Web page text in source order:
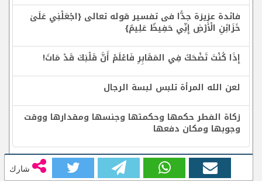
شارك
فائدة عزيزة جدًّا فى تفسير قوله تعالى {اجْعَلْنِي عَلَىٰ
خَزَائِنِ الْأَرْضِ إِنِّي حَفِيظٌ عَلِيمٌ}
إِذَا كُنْتَ تَضْحَكُ فِي المَقَابِرِ فَاعْلَمْ أَنَّ قَلْبَكَ قَدْ مَاتَ!
لعن الله المرأة تلبس لبسة الرجال
زكاة الفطر حكمها وحكمتها وجنسها ومقدارها ووقت
وجوبها ومكان دفعها